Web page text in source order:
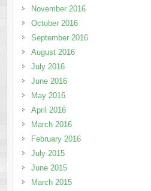
November 2016
October 2016
September 2016
August 2016
July 2016
June 2016
May 2016
April 2016
March 2016
February 2016
July 2015
June 2015
March 2015